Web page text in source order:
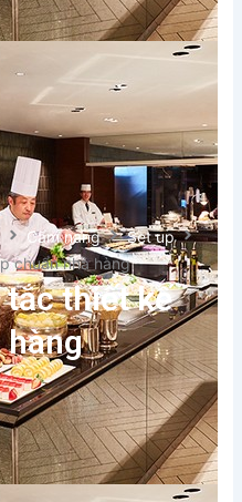
Cẩm nang
Set up
chuẩn nhà hàng
thiết kế
hàng